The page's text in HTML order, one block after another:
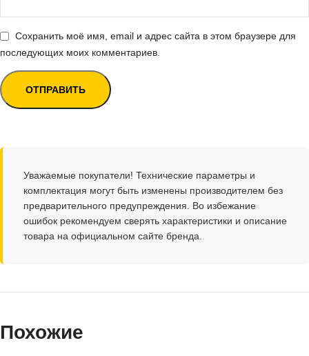
Сохранить моё имя, email и адрес сайта в этом браузере для
последующих моих комментариев.
Уважаемые покупатели! Технические параметры и
комплектация могут быть изменены производителем без
предварительного предупреждения. Во избежание
ошибок рекомендуем сверять характеристики и описание
товара на официальном сайте бренда.
Похожие